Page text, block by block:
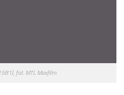
fot. MTL Maxfilm